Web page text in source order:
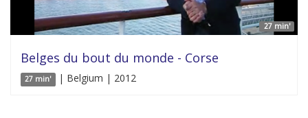
27 min'
Belges du bout du monde - Corse
27 min' | Belgium | 2012